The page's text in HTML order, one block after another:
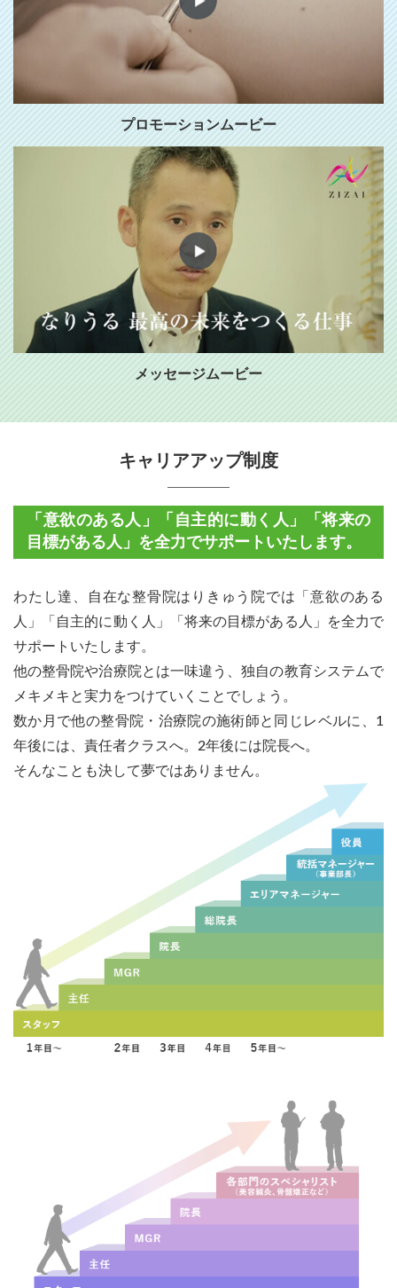
プロモーションムービー
メッセージムービー
キャリアアップ制度
「意欲のある人」「自主的に動く人」「将来の
目標がある人」を全力でサポートいたします。
わたし達、自在な整骨院はりきゅう院では「意欲のある
人」「自主的に動く人」「将来の目標がある人」を全力で
サポートいたします。
他の整骨院や治療院とは一味違う、独自の教育システムで
メキメキと実力をつけていくことでしょう。
数か月で他の整骨院・治療院の施術師と同じレベルに、1
年後には、責任者クラスへ。2年後には院長へ。
そんなことも決して夢ではありません。